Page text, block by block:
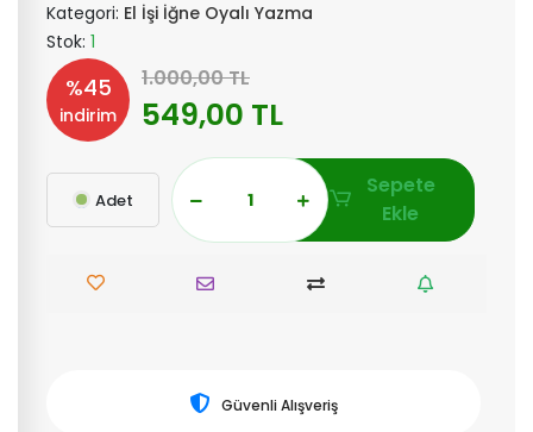
Kategori: El İşi İğne Oyalı Yazma
Stok: 1
%45
indirim
1.000,00 TL
549,00 TL
Adet
Sepete
Ekle
Güvenli Alışveriş